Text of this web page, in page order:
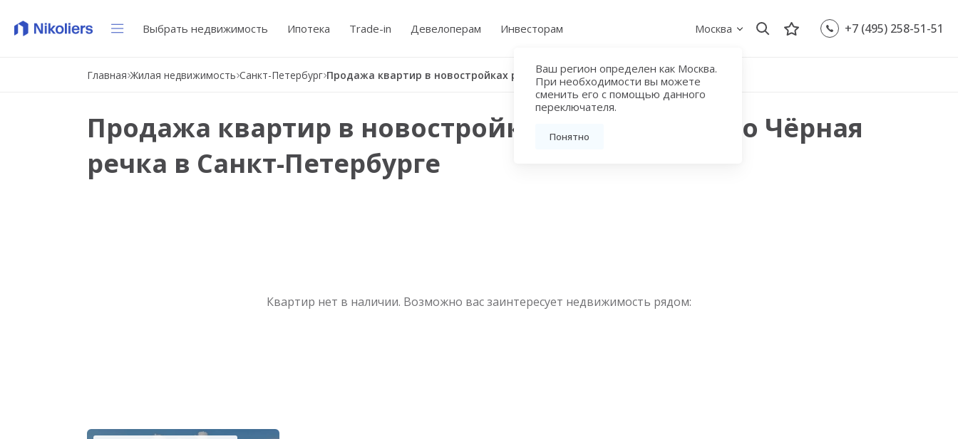
Выбрать недвижимость Ипотека Trade-in Девелоперам Инвесторам Москва
Ваш регион определен как Москва.
При необходимости вы можете
сменить его с помощью данного
переключателя.
Понятно
+7 (495) 258-51-51
Главная Жилая недвижимость Санкт-Петербург Продажа квартир в новостройках рядом с метро Чёрная речка в Санкт-Петербурге
Продажа квартир в новостройках рядом с метро Чёрная
речка в Санкт-Петербурге
Квартир нет в наличии. Возможно вас заинтересует недвижимость рядом: